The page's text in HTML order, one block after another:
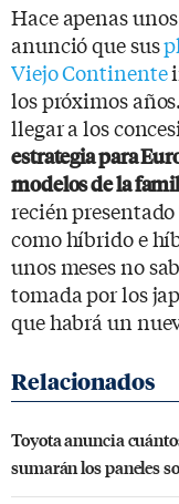
Hace apenas
anunció que sus
Viejo Continente
los próximos
llegar a los
estrategia para
modelos de la
recién presentado
como híbrido e
unos meses no
tomada por los
que habrá un
Toyota anuncia
sumarán los paneles